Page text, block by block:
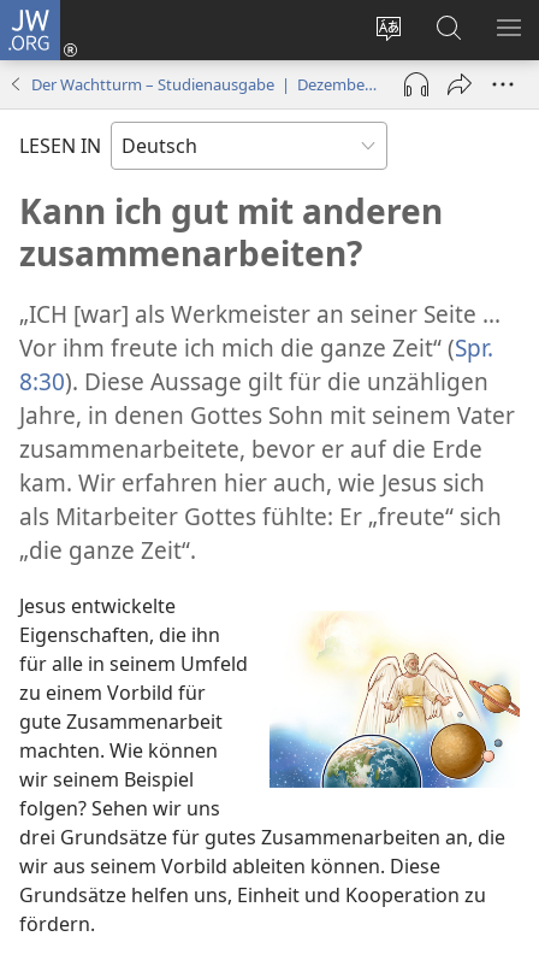
JW.ORG
Websitesprache
ändern
Anmelden
(öffnet
neues
Fenster)
Suche
Der Wachtturm – Studienausgabe | Dezember 2021
LESEN IN
Kann ich gut mit anderen
zusammenarbeiten?
„ICH [war] als Werkmeister an seiner Seite ...
Vor ihm freute ich mich die ganze Zeit“ (Spr.
8:30). Diese Aussage gilt für die unzähligen
Jahre, in denen Gottes Sohn mit seinem Vater
zusammenarbeitete, bevor er auf die Erde
kam. Wir erfahren hier auch, wie Jesus sich
als Mitarbeiter Gottes fühlte: Er „freute“ sich
„die ganze Zeit“.
Jesus entwickelte
Eigenschaften, die ihn
für alle in seinem Umfeld
zu einem Vorbild für
gute Zusammenarbeit
machten. Wie können
wir seinem Beispiel
folgen? Sehen wir uns
drei Grundsätze für gutes Zusammenarbeiten an, die
wir aus seinem Vorbild ableiten können. Diese
Grundsätze helfen uns, Einheit und Kooperation zu
fördern.